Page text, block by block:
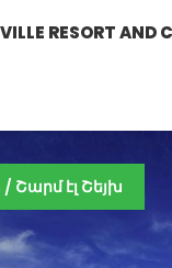
RESORT AND
Շարմ էլ Շեյխ